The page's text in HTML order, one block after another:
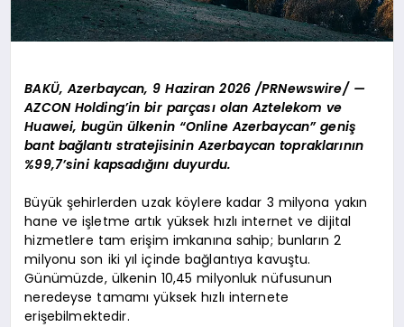
BAKÜ, Azerbaycan, 9 Haziran 2026 /PRNewswire/ —
AZCON Holding’in bir parçası olan Aztelekom ve
Huawei, bugün ülkenin “Online Azerbaycan” geniş
bant bağlantı stratejisinin Azerbaycan topraklarının
%99,7’sini kapsadığını duyurdu.
Büyük şehirlerden uzak köylere kadar 3 milyona yakın
hane ve işletme artık yüksek hızlı internet ve dijital
hizmetlere tam erişim imkanına sahip; bunların 2
milyonu son iki yıl içinde bağlantıya kavuştu.
Günümüzde, ülkenin 10,45 milyonluk nüfusunun
neredeyse tamamı yüksek hızlı internete
erişebilmektedir.